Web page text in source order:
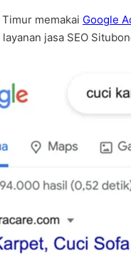
memakai Google
jasa SEO